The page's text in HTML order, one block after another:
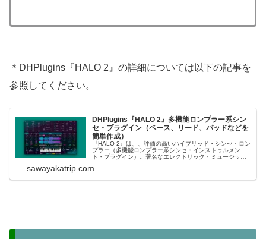
＊DHPlugins『HALO 2』の詳細については以下の記事を
参照してください。
DHPlugins『HALO 2』多機能ロンプラー系シン
セ・プラグイン（ベース、リード、パッドなどを
簡単作成）
『HALO 2』は、、評価の高いハイブリッド・シンセ・ロン
プラー（多機能ロンプラー系シンセ・インストゥルメン
ト・プラグイン）。著名なエレクトリック・ミュージック
立したプラグインメーカー：DHPluginsが開発していま
sawayakatrip.com